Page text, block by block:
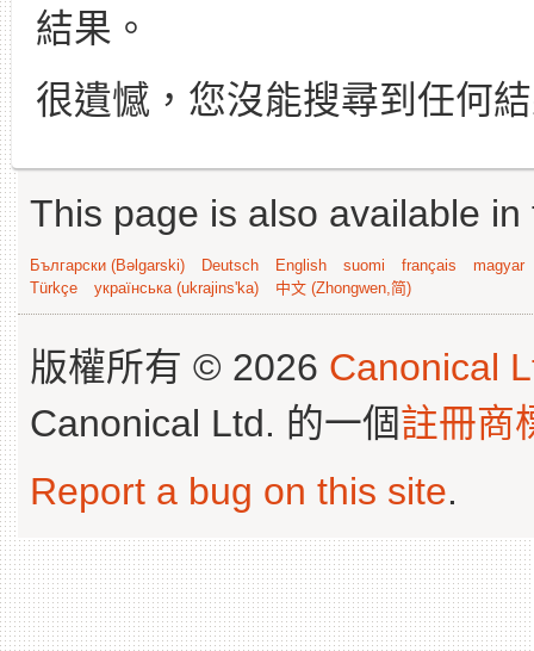
結果。
很遺憾，您沒能搜尋到任何
This page is also available
Български (Bəlgarski) Deutsch English suomi français
magyar
Türkçe
українська (ukrajins'ka) 中文 (Zhongwen,简)
版權所有 © 2026 Canonical
Canonical Ltd. 的一個註冊商
Report a bug on this site.